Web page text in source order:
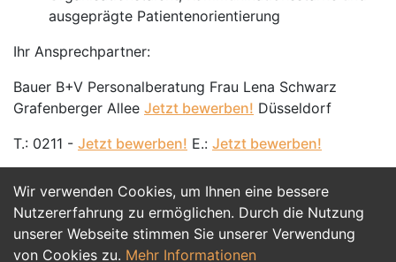
Wir verwenden Cookies, um Ihnen eine bessere
Nutzererfahrung zu ermöglichen. Durch die Nutzung
unserer Webseite stimmen Sie unserer Verwendung
von Cookies zu. Mehr Informationen
ausgeprägte Patientenorientierung
Ihr Ansprechpartner:
Bauer B+V Personalberatung Frau Lena Schwarz
Grafenberger Allee Jetzt bewerben! Düsseldorf
T.: 0211 - Jetzt bewerben! E.: Jetzt bewerben!
Jetzt Bewerben